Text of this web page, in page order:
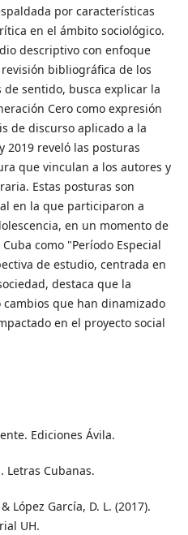
por características
en el ámbito sociológico.
descriptivo con enfoque
bibliográfica de los
sentido, busca explicar la
Cero como expresión
de discurso aplicado a la
2019 reveló las posturas
que vinculan a los autores y
Estas posturas son
en la que participaron a
en un momento de
como "Período Especial
de estudio, centrada en
destaca que la
que han dinamizado
en el proyecto social
Ediciones Ávila.
Letras Cubanas.
López García, D. L. (2017).
UH.